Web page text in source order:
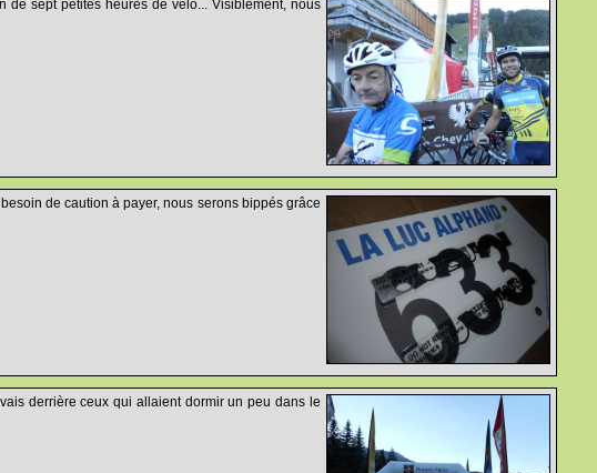
de sept petites heures de vélo... Visiblement, nous
de caution à payer, nous serons bippés grâce
derrière ceux qui allaient dormir un peu dans le